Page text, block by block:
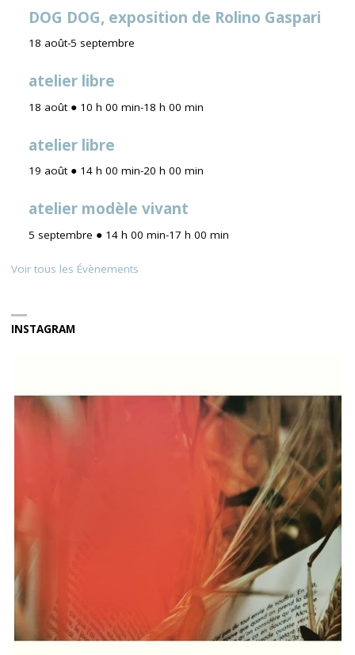
DOG DOG, exposition de Rolino Gaspari
18 août-5 septembre
atelier libre
18 août ● 10 h 00 min-18 h 00 min
atelier libre
19 août ● 14 h 00 min-20 h 00 min
atelier modèle vivant
5 septembre ● 14 h 00 min-17 h 00 min
Voir tous les Évènements
INSTAGRAM